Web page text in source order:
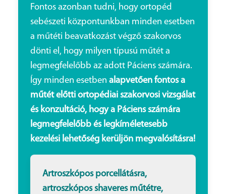
Fontos azonban tudni, hogy ortopéd
sebészeti központunkban minden esetben
a műtéti beavatkozást végző szakorvos
dönti el, hogy milyen típusú műtét a
legmegfelelőbb az adott Páciens számára.
Így minden esetben alapvetően fontos a
műtét előtti ortopédiai szakorvosi vizsgálat
és konzultáció, hogy a Páciens számára
legmegfelelőbb és legkíméletesebb
kezelési lehetőség kerüljön megvalósításra!
Artroszkópos porcellátásra,
artroszkópos shaveres műtétre,